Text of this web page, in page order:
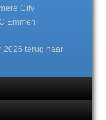
City
Emmen
2026 terug naar